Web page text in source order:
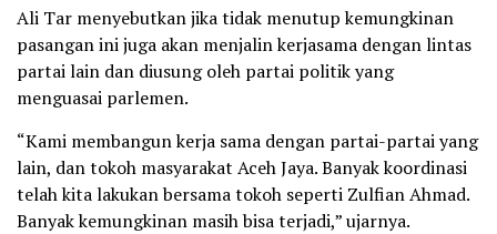
Ali Tar menyebutkan jika tidak menutup kemungkinan
pasangan ini juga akan menjalin kerjasama dengan lintas
partai lain dan diusung oleh partai politik yang
menguasai parlemen.
“Kami membangun kerja sama dengan partai-partai yang
lain, dan tokoh masyarakat Aceh Jaya. Banyak koordinasi
telah kita lakukan bersama tokoh seperti Zulfian Ahmad.
Banyak kemungkinan masih bisa terjadi,” ujarnya.